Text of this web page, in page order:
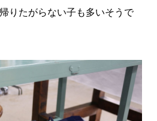
りたがらない子も多いそうで